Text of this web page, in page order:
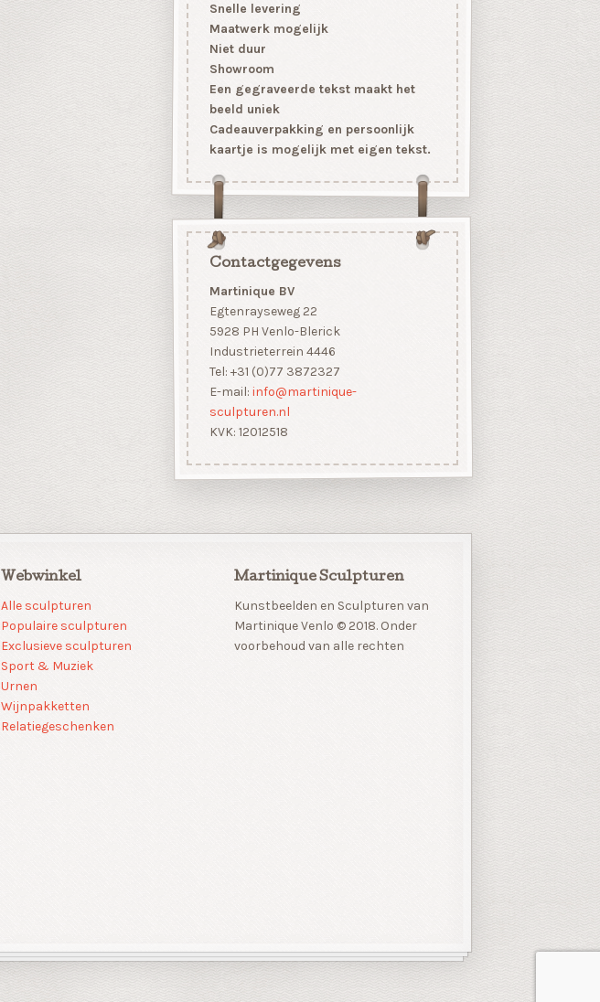
Snelle levering
Maatwerk mogelijk
Niet duur
Showroom
Een gegraveerde tekst maakt het
beeld uniek
Cadeauverpakking en persoonlijk
kaartje is mogelijk met eigen tekst.
Contactgegevens
Martinique BV
Egtenrayseweg 22
5928 PH Venlo-Blerick
Industrieterrein 4446
Tel: +31 (0)77 3872327
E-mail: info@martinique-
sculpturen.nl
KVK: 12012518
Webwinkel
Alle sculpturen
Populaire sculpturen
Exclusieve sculpturen
Sport & Muziek
Urnen
Wijnpakketten
Relatiegeschenken
Martinique Sculpturen
Kunstbeelden en Sculpturen van
Martinique Venlo © 2018. Onder
voorbehoud van alle rechten